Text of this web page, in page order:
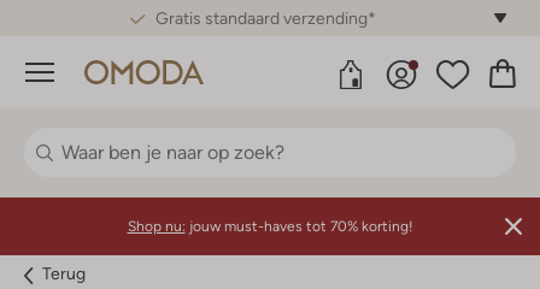
Gratis standaard verzending*
Menu
Shop nu: jouw must-haves tot 70% korting!
Terug